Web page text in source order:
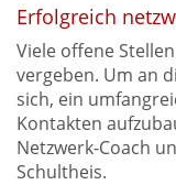
Erfolgreich
Viele offene
vergeben. Um an
sich, ein
Kontakten
Netzwerk-Coach
Schultheis.